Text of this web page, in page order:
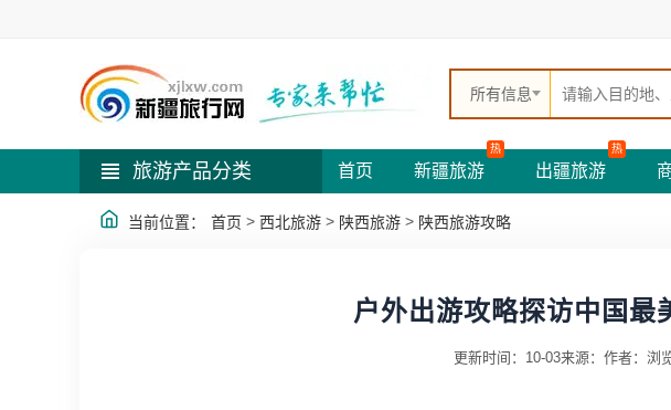
所有信息
旅游产品分类 首页 新疆旅游
热
出疆旅游
热
当前位置： 首页 > 西北旅游 > 陕西旅游 > 陕西旅游攻略
户外出游攻略探访中国最
更新时间：10-03来源： 作者： 浏